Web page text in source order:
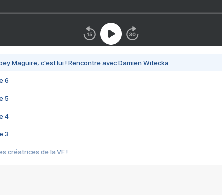
Maguire, c'est lui ! Rencontre avec Damien Witecka
6
5
4
3
créatrices de la VF !